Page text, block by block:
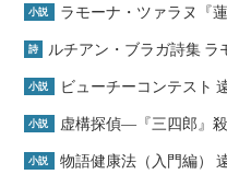
小説 ラモーナ・ツァラヌ『
詩 ルチアン・ブラガ詩集 ラ
小説 ビューチーコンテスト
小説 虚構探偵―『三四郎』
小説 物語健康法（入門編）